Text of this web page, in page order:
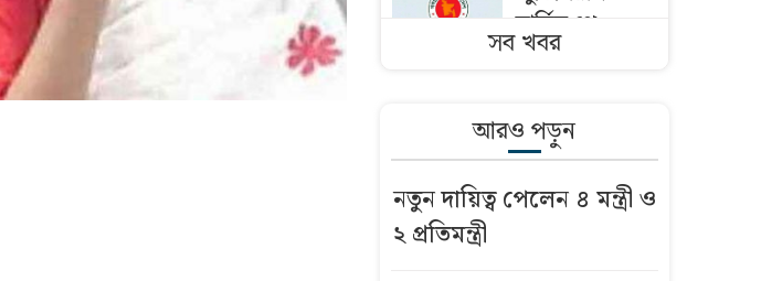
সার্ভিস পে-
কমিশনের
পর্যালোচনা
কমিটি গঠন
দেশ ও মানুষের
সব খবর
আরও পড়ুন
নতুন দায়িত্ব পেলেন ৪ মন্ত্রী ও
২ প্রতিমন্ত্রী